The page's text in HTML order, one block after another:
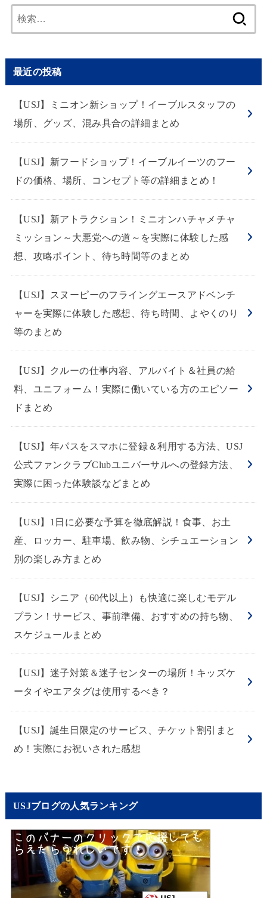
索:
最近の投稿
【USJ】ミニオン新ショップ！イーブルスタッフの
場所、グッズ、混み具合の詳細まとめ
【USJ】新フードショップ！イーブルイーツのフー
ドの価格、場所、コンセプト等の詳細まとめ！
【USJ】新アトラクション！ミニオンハチャメチャ
ミッション～大悪党への道～を実際に体験した感
想、攻略ポイント、待ち時間等のまとめ
【USJ】スヌーピーのフライングエースアドベンチ
ャーを実際に体験した感想、待ち時間、よやくのり
等のまとめ
【USJ】クルーの仕事内容、アルバイト＆社員の給
料、ユニフォーム！実際に働いている方のエピソー
ドまとめ
【USJ】年パスをスマホに登録＆利用する方法、USJ
公式ファンクラブClubユニバーサルへの登録方法、
実際に困った体験談などまとめ
【USJ】1日に必要な予算を徹底解説！食事、お土
産、ロッカー、駐車場、飲み物、シチュエーション
別の楽しみ方まとめ
【USJ】シニア（60代以上）も快適に楽しむモデル
プラン！サービス、事前準備、おすすめの持ち物、
スケジュールまとめ
【USJ】迷子対策＆迷子センターの場所！キッズケ
ータイやエアタグは使用するべき？
【USJ】誕生日限定のサービス、チケット割引まと
め！実際にお祝いされた感想
USJブログの人気ランキング